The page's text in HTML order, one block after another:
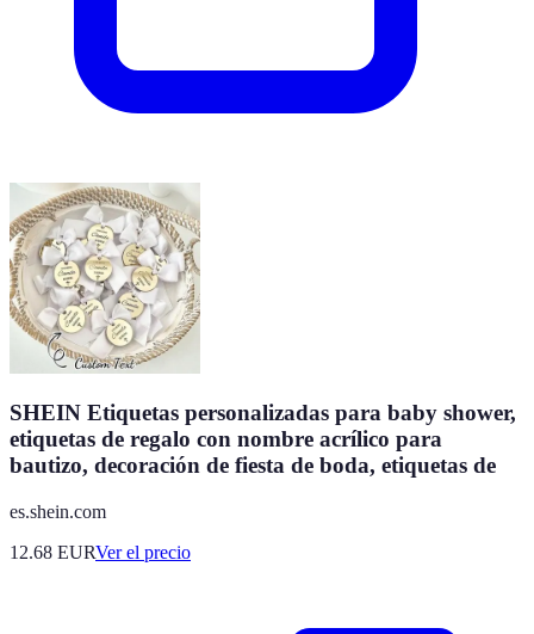
SHEIN Etiquetas personalizadas para baby shower,
etiquetas de regalo con nombre acrílico para
bautizo, decoración de fiesta de boda, etiquetas de
es.shein.com
12.68 EURVer el precio